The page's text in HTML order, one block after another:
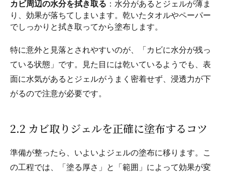
カビ周辺の水分を拭き取る ：水分があるとジェルが薄ま
り、効果が落ちてしまいます。乾いたタオルやペーパー
でしっかりと拭き取ってから塗布します。
特に意外と見落とされやすいのが、「カビに水分が残っ
ている状態」です。見た目には乾いているようでも、表
面に水気があるとジェルがうまく密着せず、浸透力が下
がるので注意が必要です。
2.2 カビ取りジェルを正確に塗布するコツ
準備が整ったら、いよいよジェルの塗布に移ります。こ
の工程では、「塗る厚さ」と「範囲」によって効果が変